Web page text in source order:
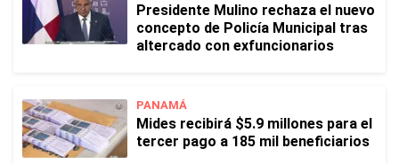
Presidente Mulino rechaza el nuevo
concepto de Policía Municipal tras
altercado con exfuncionarios
PANAMÁ
Mides recibirá $5.9 millones para el
tercer pago a 185 mil beneficiarios